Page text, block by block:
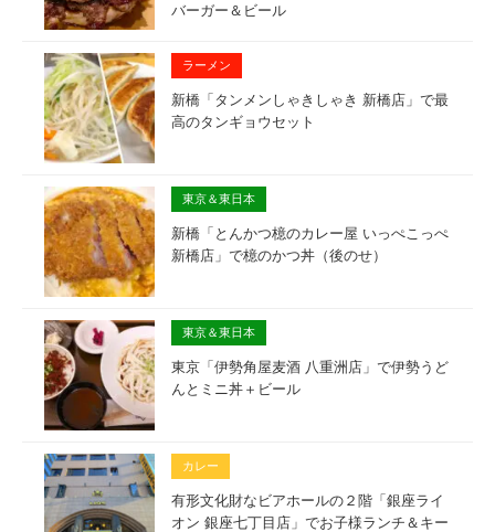
バーガー＆ビール
ラーメン
新橋「タンメンしゃきしゃき 新橋店」で最
高のタンギョウセット
東京＆東日本
新橋「とんかつ檍のカレー屋 いっぺこっぺ
新橋店」で檍のかつ丼（後のせ）
東京＆東日本
東京「伊勢角屋麦酒 八重洲店」で伊勢うど
んとミニ丼＋ビール
カレー
有形文化財なビアホールの２階「銀座ライ
オン 銀座七丁目店」でお子様ランチ＆キー